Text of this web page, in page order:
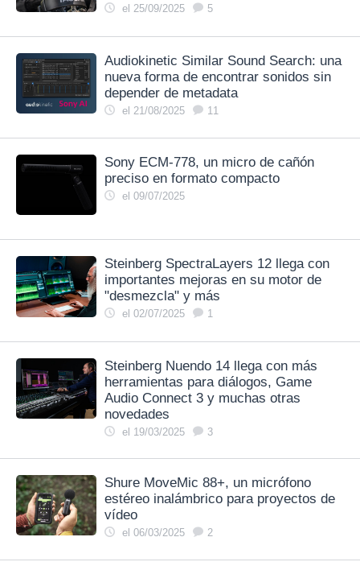
el 25/09/2025 5
Audiokinetic Similar Sound Search: una
nueva forma de encontrar sonidos sin
depender de metadata
el 21/08/2025 11
Sony ECM-778, un micro de cañón
preciso en formato compacto
el 09/07/2025
Steinberg SpectraLayers 12 llega con
importantes mejoras en su motor de
"desmezcla" y más
el 02/07/2025 1
Steinberg Nuendo 14 llega con más
herramientas para diálogos, Game
Audio Connect 3 y muchas otras
novedades
el 19/03/2025 3
Shure MoveMic 88+, un micrófono
estéreo inalámbrico para proyectos de
vídeo
el 06/03/2025 2